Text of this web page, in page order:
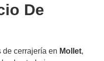
De
de cerrajería en Mollet,